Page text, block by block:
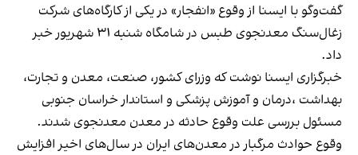
گفت‌وگو با ایسنا از وقوع «انفجار» در یکی از کارگاه‌های شرکت
زغال‌سنگ معدنجوی طبس در شامگاه شنبه ۳۱ شهریور خبر
داد.
خبرگزاری ایسنا نوشت که وزرای کشور، صنعت، معدن و تجارت،
بهداشت ،درمان و آموزش پزشکی و استاندار خراسان جنوبی
مسئول بررسی علت وقوع حادثه در معدن معدنجوی شدند.
وقوع حوادث مرگبار در معدن‌های ایران در سال‌های اخیر افزایش